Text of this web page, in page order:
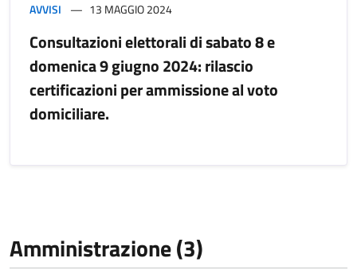
AVVISI 13 MAGGIO 2024
Consultazioni elettorali di sabato 8 e
domenica 9 giugno 2024: rilascio
certificazioni per ammissione al voto
domiciliare.
Amministrazione (3)